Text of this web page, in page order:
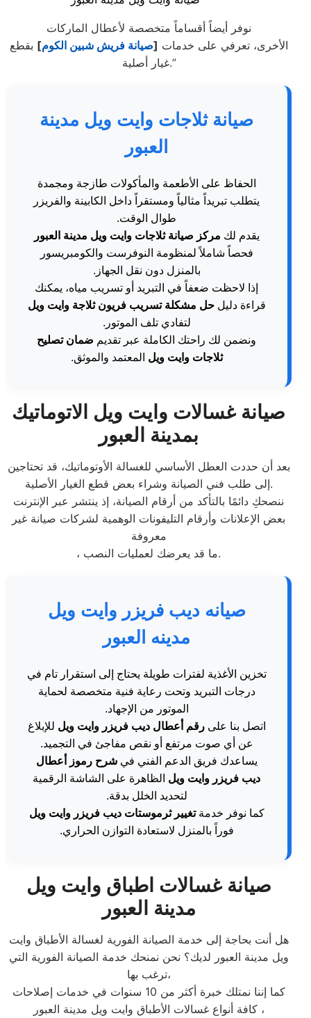
نوفر أيضاً أقساماً متخصصة لأعطال الماركات
الأخرى، تعرفي على خدمات [صيانة فريش شبين الكوم] بقطع
غيار أصلية.”
صيانة ثلاجات وايت ويل مدينة
العبور
الحفاظ على الأطعمة والمأكولات طازجة ومجمدة
يتطلب تبريداً مثالياً ومستقراً داخل الكابينة والفريزر
طوال الوقت.
يقدم لك مركز صيانة ثلاجات وايت ويل مدينة العبور
فحصاً شاملاً لمنظومة النوفرست والكومبريسور
بالمنزل دون نقل الجهاز.
إذا لاحظت ضعفاً في التبريد أو تسريب مياه، يمكنك
قراءة دليلحل مشكلة تسريب فريون ثلاجة وايت ويل
لتفادي تلف الموتور.
ونضمن لك راحتك الكاملة عبر تقديم ضمان تصليح
ثلاجات وايت ويل المعتمد والموثق.
صيانة غسالات وايت ويل الاتوماتيك
بمدينة العبور
بعد أن حددت العطل الأساسي للغسالة الأوتوماتيك، قد تحتاجين
إلى طلب فني الصيانة وشراء بعض قطع الغيار الأصلية.
ننصحكِ دائمًا بالتأكد من أرقام الصيانة، إذ ينتشر عبر الإنترنت
بعض الإعلانات وأرقام التليفونات الوهمية لشركات صيانة غير
معروفة
، ما قد يعرضك لعمليات النصب.
صيانه ديب فريزر وايت ويل
مدينه العبور
تخزين الأغذية لفترات طويلة يحتاج إلى استقرار تام في
درجات التبريد وتحت رعاية فنية متخصصة لحماية
الموتور من الإجهاد.
اتصل بنا علىرقم أعطال ديب فريزر وايت ويل للإبلاغ
عن أي صوت مرتفع أو نقص مفاجئ في التجميد.
يساعدك فريق الدعم الفني فيشرح رموز أعطال
ديب فريزر وايت ويل الظاهرة على الشاشة الرقمية
لتحديد الخلل بدقة.
كما نوفر خدمةتغيير ثرموستات ديب فريزر وايت ويل
فوراً بالمنزل لاستعادة التوازن الحراري.
صيانة غسالات اطباق وايت ويل
مدينة العبور
هل أنت بحاجة إلى خدمة الصيانة الفورية لغسالة الأطباق وايت
ويل مدينة العبور لديك؟ نحن نمنحك خدمة الصيانة الفورية التي
ترغب بها،
كما إننا نمتلك خبرة أكثر من 10 سنوات في خدمات إصلاحات
كافة أنواع غسالات الأطباق وايت ويل مدينة العبور ،